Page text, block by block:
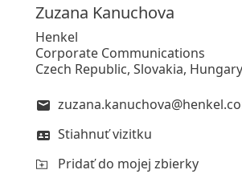
Zuzana Kanuchova
Henkel
Corporate Communications
Czech Republic, Slovakia, Hungary
Stiahnuť vizitku
Pridať do mojej zbierky